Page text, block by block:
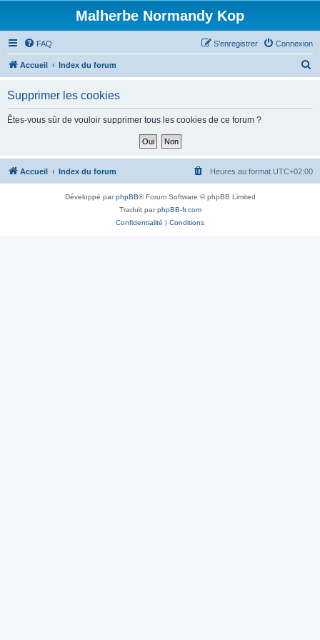
Malherbe Normandy Kop
FAQ Connexion
S’enregistrer
Accueil Index du forum
h
Supprimer les cookies
Êtes-vous sûr de vouloir supprimer tous les cookies de ce forum ?
Accueil Index du forum Heures au format UTC+02:00
Développé parphpBB® Forum Software © phpBB Limited
Traduit parphpBB-fr.com
Confidentialité | Conditions